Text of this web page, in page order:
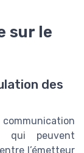
sur le
des
qui peuvent
l’émetteur